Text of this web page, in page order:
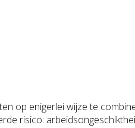
op enigerlei wijze te
risico: